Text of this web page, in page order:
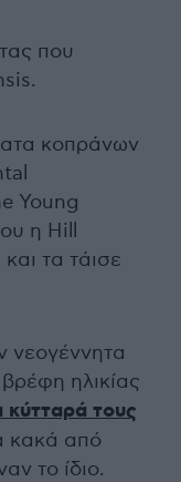
που
κοπράνων
Young
η Hill
τα τάισε
νεογέννητα
ηλικίας
κύτταρά τους
κακά από
το ίδιο.